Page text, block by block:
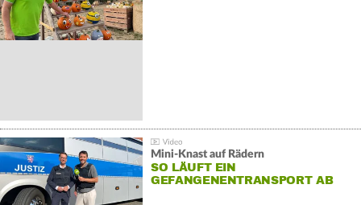
Mini-Knast auf Rädern
SO LÄUFT EIN
GEFANGENENTRANSPORT AB